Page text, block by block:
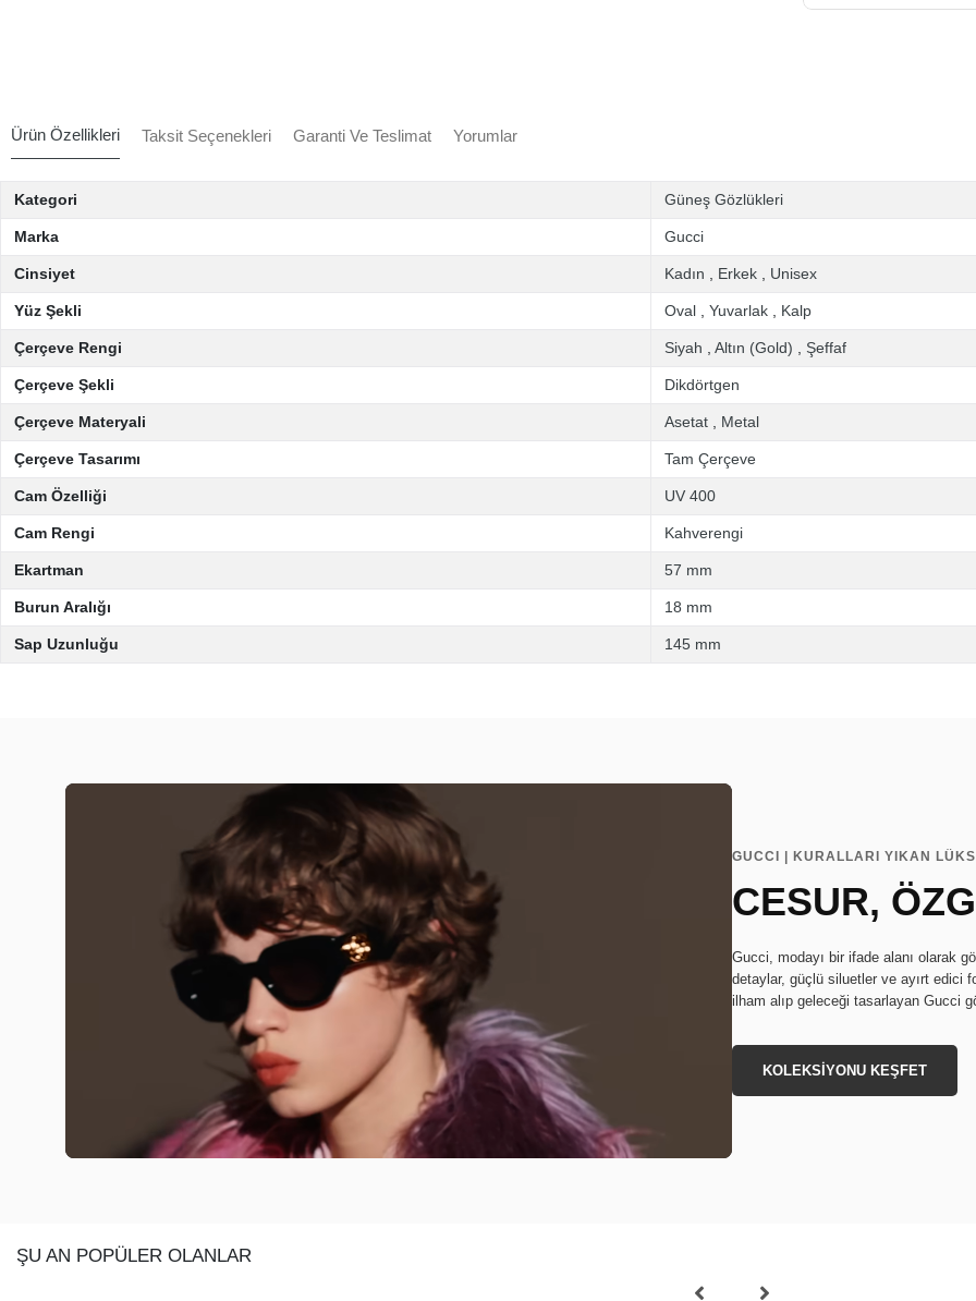
Ürün Özellikleri Taksit Seçenekleri Garanti Ve Teslimat Yorumlar
Kategori Güneş Gözlükleri
Marka Gucci
Cinsiyet Kadın Erkek Unisex
Yüz Şekli Oval Yuvarlak Kalp
Çerçeve Rengi Siyah Altın (Gold) Şeffaf
Çerçeve Şekli Dikdörtgen
Çerçeve Materyali Asetat Metal
Çerçeve Tasarımı Tam Çerçeve
Cam Özelliği UV 400
Cam Rengi Kahverengi
Ekartman 57 mm
Burun Aralığı 18 mm
Sap Uzunluğu 145 mm
GUCCI | KURALLARI YIKAN LÜKS
CESUR,
Gucci, modayı bir ifade alanı olarak
detaylar, güçlü siluetler ve ayırt edici
ilham alıp geleceği tasarlayan Gucci
KOLEKSİYONU KEŞFET
ŞU AN POPÜLER OLANLAR